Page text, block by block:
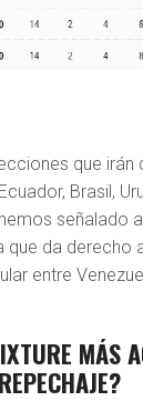
que irán
Brasil,
señalado
que da derecho
entre
MÁS